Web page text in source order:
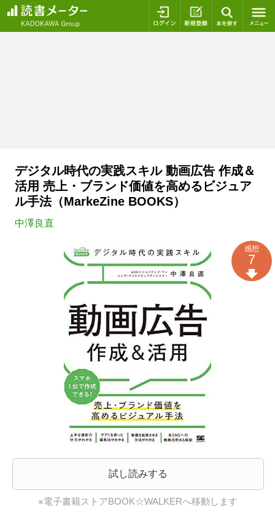
ログイン 新規登録
デジタル時代の実践スキル 動画広告 作成＆
活用 売上・ブランド価値を高めるビジュア
ル手法（MarkeZine BOOKS）
中澤良直
試し読みする
※電子書籍ストアBOOK☆WALKERへ移動します
感想
7